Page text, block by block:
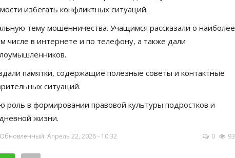
избегать конфликтных ситуаций.
тему мошенничества. Учащимся рассказали о наиболее
числе в интернете и по телефону, а также дали
памятки, содержащие полезные советы и контактные
ситуаций.
в формировании правовой культуры подростков и
жизни.
Обновленный: Апрель 22, 2026 - 10:32 0 93